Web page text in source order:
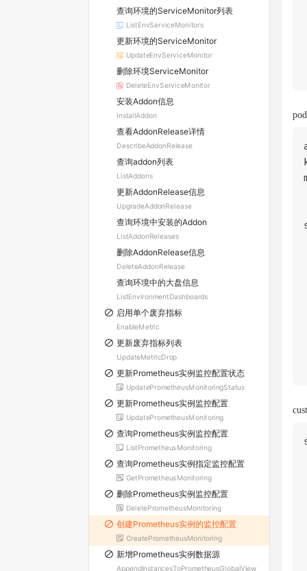
查询环境的ServiceMonitor列表
ListEnvServiceMonitors
更新环境的ServiceMonitor
UpdateEnvServiceMonitor
删除环境ServiceMonitor
DeleteEnvServiceMonitor
安装Addon信息
InstallAddon
查看AddonRelease详情
DescribeAddonRelease
查询addon列表
ListAddons
更新AddonRelease信息
UpgradeAddonRelease
查询环境中安装的Addon
ListAddonReleases
删除AddonRelease信息
DeleteAddonRelease
查询环境中的大盘信息
ListEnvironmentDashboards
启用单个废弃指标
EnableMetric
更新废弃指标列表
UpdateMetricDrop
更新Prometheus实例监控配置状态
UpdatePrometheusMonitoringStatus
更新Prometheus实例监控配置
UpdatePrometheusMonitoring
查询Prometheus实例监控配置
ListPrometheusMonitoring
查询Prometheus实例指定监控配置
GetPrometheusMonitoring
删除Prometheus实例监控配置
DeletePrometheusMonitoring
创建Prometheus实例的监控配置
CreatePrometheusMonitoring
新增Prometheus实例数据源
AppendInstancesToPrometheusGlobalView